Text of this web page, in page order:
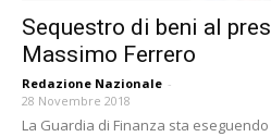
Sequestro di beni al
Massimo Ferrero
Redazione Nazionale -
28 Novembre 2018
La Guardia di Finanza sta